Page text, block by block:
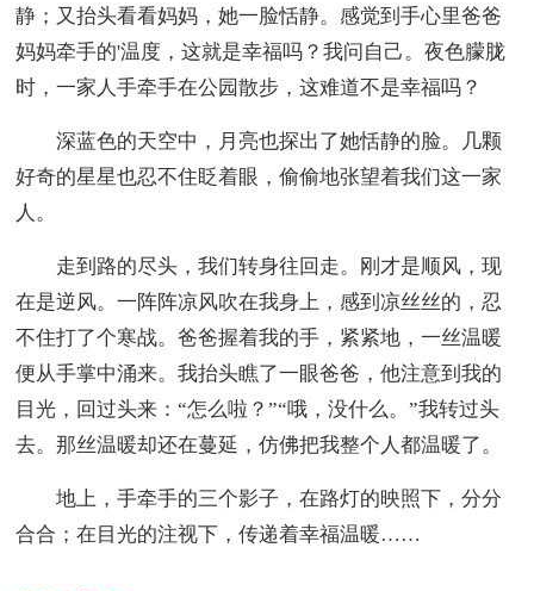
静；又抬头看看妈妈，她一脸恬静。感觉到手心里爸爸
妈妈牵手的'温度，这就是幸福吗？我问自己。夜色朦胧
时，一家人手牵手在公园散步，这难道不是幸福吗？
深蓝色的天空中，月亮也探出了她恬静的脸。几颗
好奇的星星也忍不住眨着眼，偷偷地张望着我们这一家
人。
走到路的尽头，我们转身往回走。刚才是顺风，现
在是逆风。一阵阵凉风吹在我身上，感到凉丝丝的，忍
不住打了个寒战。爸爸握着我的手，紧紧地，一丝温暖
便从手掌中涌来。我抬头瞧了一眼爸爸，他注意到我的
目光，回过头来：“怎么啦？”“哦，没什么。”我转过头
去。那丝温暖却还在蔓延，仿佛把我整个人都温暖了。
地上，手牵手的三个影子，在路灯的映照下，分分
合合；在目光的注视下，传递着幸福温暖……